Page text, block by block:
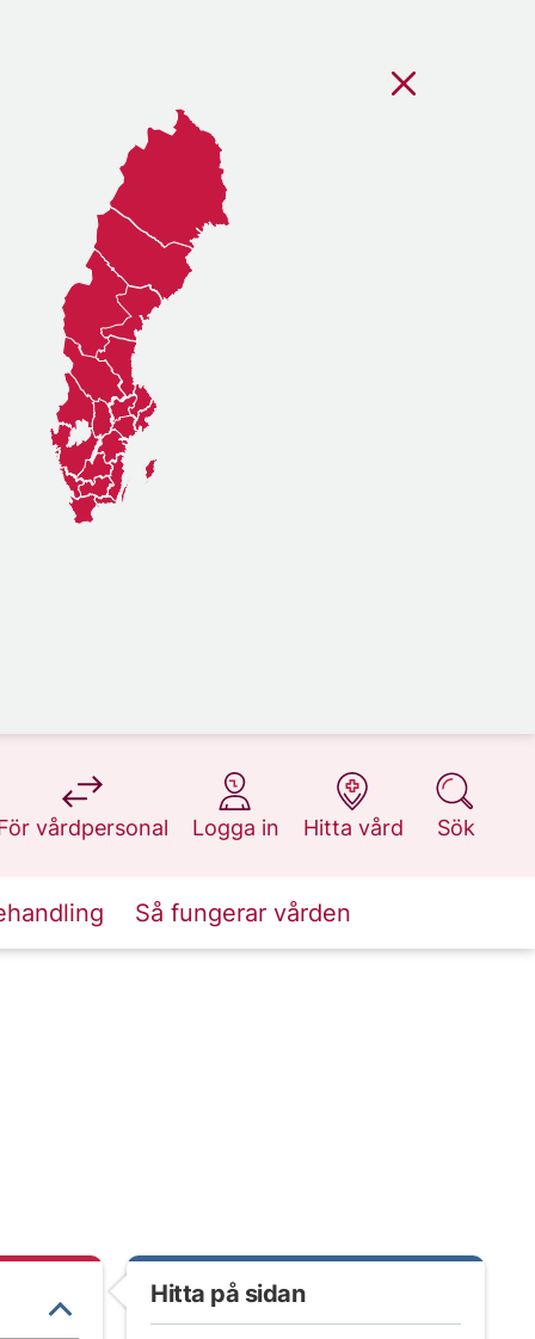
vårdpersonal
på 1177.se
Logga in
på 1177.se
Hitta vård
på 1177.se
Sök
på 1177.se
Så fungerar vården
Hitta på sidan